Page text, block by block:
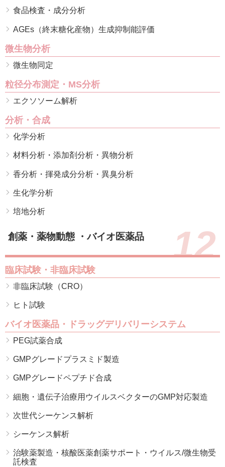
食品検査・成分分析
AGEs（終末糖化産物）生成抑制能評価
微生物分析
微生物同定
粒径分布測定・MS分析
エクソソーム解析
分析・合成
化学分析
材料分析・添加剤分析・異物分析
香分析・揮発成分分析・異臭分析
生化学分析
培地分析
創薬・薬物動態 ・バイオ医薬品 12
臨床試験・非臨床試験
非臨床試験（CRO）
ヒト試験
バイオ医薬品・ドラッグデリバリーシステム
PEG試薬合成
GMPグレードプラスミド製造
GMPグレードペプチド合成
細胞・遺伝子治療用ウイルスベクターのGMP対応製造
次世代シーケンス解析
シーケンス解析
治験薬製造・核酸医薬創薬サポート・ウイルス/微生物受
託検査